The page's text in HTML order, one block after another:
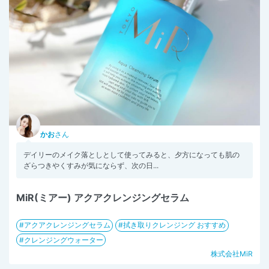
かおさん
デイリーのメイク落としとして使ってみると、夕方になっても肌の
ざらつきやくすみが気にならず、次の日...
MiR(ミアー) アクアクレンジングセラム
アクアクレンジングセラム
拭き取りクレンジング おすすめ
クレンジングウォーター
株式会社MiR